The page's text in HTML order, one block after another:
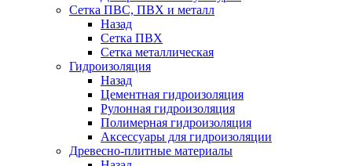
Сетка ПВС, ПВХ и металл
Назад
Сетка ПВХ
Сетка металлическая
Гидроизоляция
Назад
Цементная гидроизоляция
Рулонная гидроизоляция
Полимерная гидроизоляция
Аксессуары для гидроизоляции
Древесно-плитные материалы